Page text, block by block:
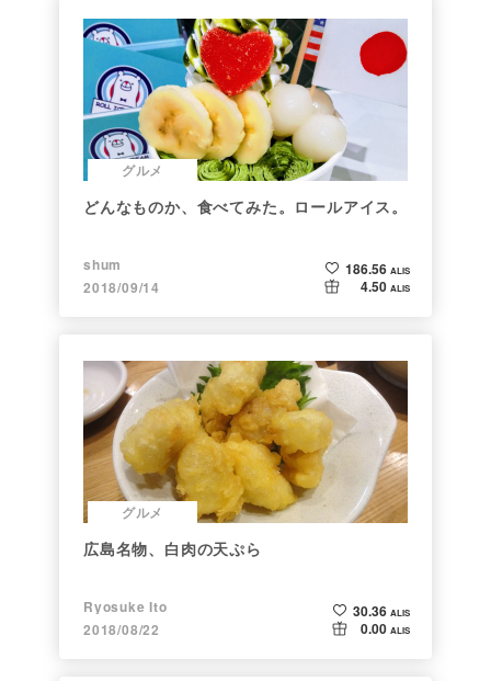
グルメ
どんなものか、食べてみた。ロールアイス。
shum
2018/09/14
186.56 ALIS
4.50 ALIS
グルメ
広島名物、白肉の天ぷら
Ryosuke Ito
2018/08/22
30.36 ALIS
0.00 ALIS